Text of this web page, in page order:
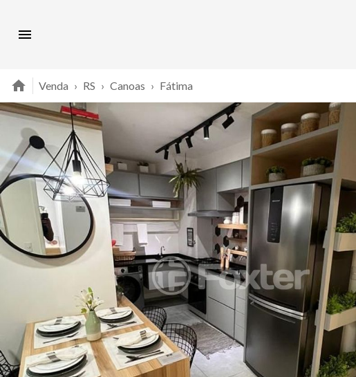
Venda › RS › Canoas › Fátima